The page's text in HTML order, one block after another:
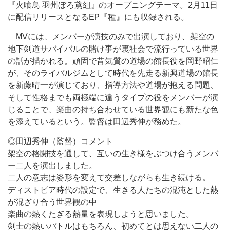
『火喰鳥 羽州ぼろ鳶組』のオープニングテーマ。2月11日
に配信リリースとなるEP『種』にも収録される。
MVには、メンバーが演技のみで出演しており、架空の
地下剣道サバイバルの賭け事が裏社会で流行っている世界
の話が描かれる。頑固で昔気質の道場の館長役を岡野昭仁
が、そのライバルジムとして時代を先走る新興道場の館長
を新藤晴一が演じており、指導方法や道場が抱える問題、
そして性格までも両極端に違うタイプの役をメンバーが演
じることで、楽曲の持ち合わせている世界観にも新たな色
を添えているという。監督は田辺秀伸が務めた。
◎田辺秀伸（監督）コメント
架空の格闘技を通して、互いの生き様をぶつけ合うメンバ
ー二人を演出しました。
二人の意志は姿形を変えて交差しながらも生き続ける。
ディストピア時代の設定で、生きる人たちの混沌とした熱
が混ざり合う世界観の中
楽曲の熱くたぎる熱量を表現しようと思いました。
剣士の熱いバトルはもちろん、初めてとは思えない二人の